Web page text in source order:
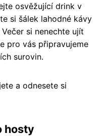
osvěžující drink v
si šálek lahodné kávy
si nenechte ujít
pro vás připravujeme
surovin.
a odnesete si
hosty